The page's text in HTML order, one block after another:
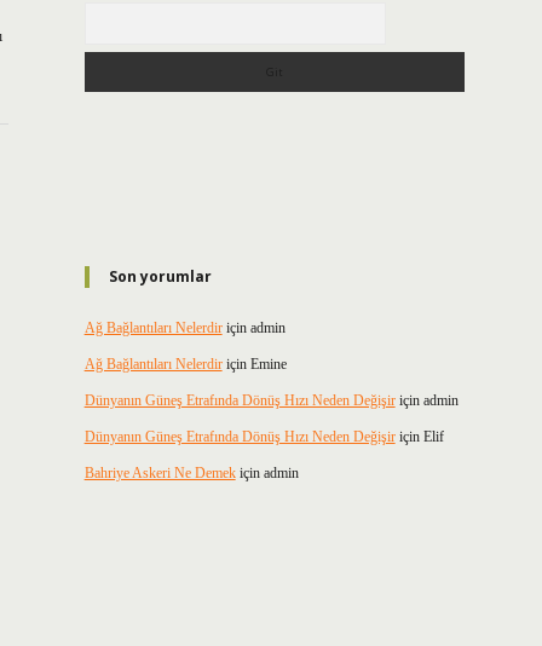
Son yorumlar
Ağ Bağlantıları Nelerdiriçin admin
Ağ Bağlantıları Nelerdiriçin Emine
Dünyanın Güneş Etrafında Dönüş Hızı Neden Değişiriçin admin
Dünyanın Güneş Etrafında Dönüş Hızı Neden Değişiriçin Elif
Bahriye Askeri Ne Demekiçin admin